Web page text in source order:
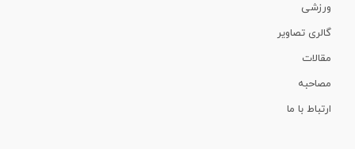
ورزشی
گالری تصاویر
مقالات
مصاحبه
ارتباط با ما